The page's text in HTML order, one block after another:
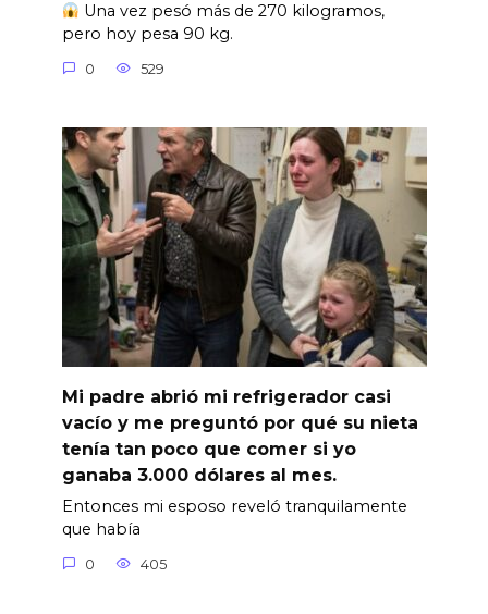
Una vez pesó más de 270 kilogramos,
pero hoy pesa 90 kg.
0 529
Mi padre abrió mi refrigerador casi
vacío y me preguntó por qué su nieta
tenía tan poco que comer si yo
ganaba 3.000 dólares al mes.
Entonces mi esposo reveló tranquilamente
que había
0 405